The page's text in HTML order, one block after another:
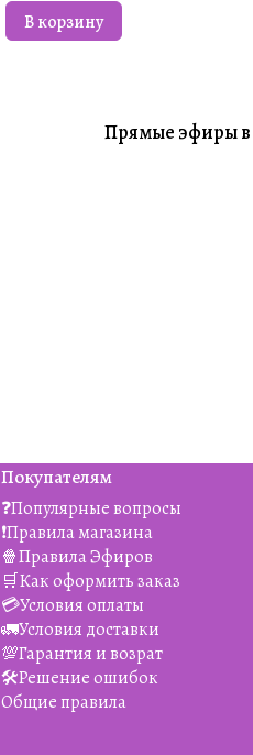
В корзину
#Житуха
Прямые эфиры в
Покупателям
❓Популярные вопросы
❗️Правила магазина
🍿Правила Эфиров
🛒Как оформить заказ
💳Условия оплаты
🚛Условия доставки
💯Гарантия и возрат
🛠️Решение ошибок
Общие правила